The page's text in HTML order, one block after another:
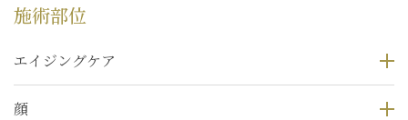
施術部位
エイジングケア
顔